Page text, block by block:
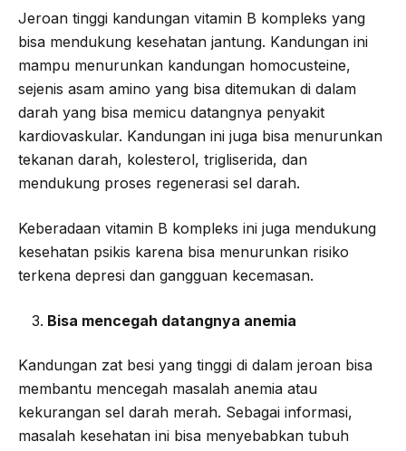
Jeroan tinggi kandungan vitamin B kompleks yang
bisa mendukung kesehatan jantung. Kandungan ini
mampu menurunkan kandungan homocusteine,
sejenis asam amino yang bisa ditemukan di dalam
darah yang bisa memicu datangnya penyakit
kardiovaskular. Kandungan ini juga bisa menurunkan
tekanan darah, kolesterol, trigliserida, dan
mendukung proses regenerasi sel darah.
Keberadaan vitamin B kompleks ini juga mendukung
kesehatan psikis karena bisa menurunkan risiko
terkena depresi dan gangguan kecemasan.
Bisa mencegah datangnya anemia
Kandungan zat besi yang tinggi di dalam jeroan bisa
membantu mencegah masalah anemia atau
kekurangan sel darah merah. Sebagai informasi,
masalah kesehatan ini bisa menyebabkan tubuh